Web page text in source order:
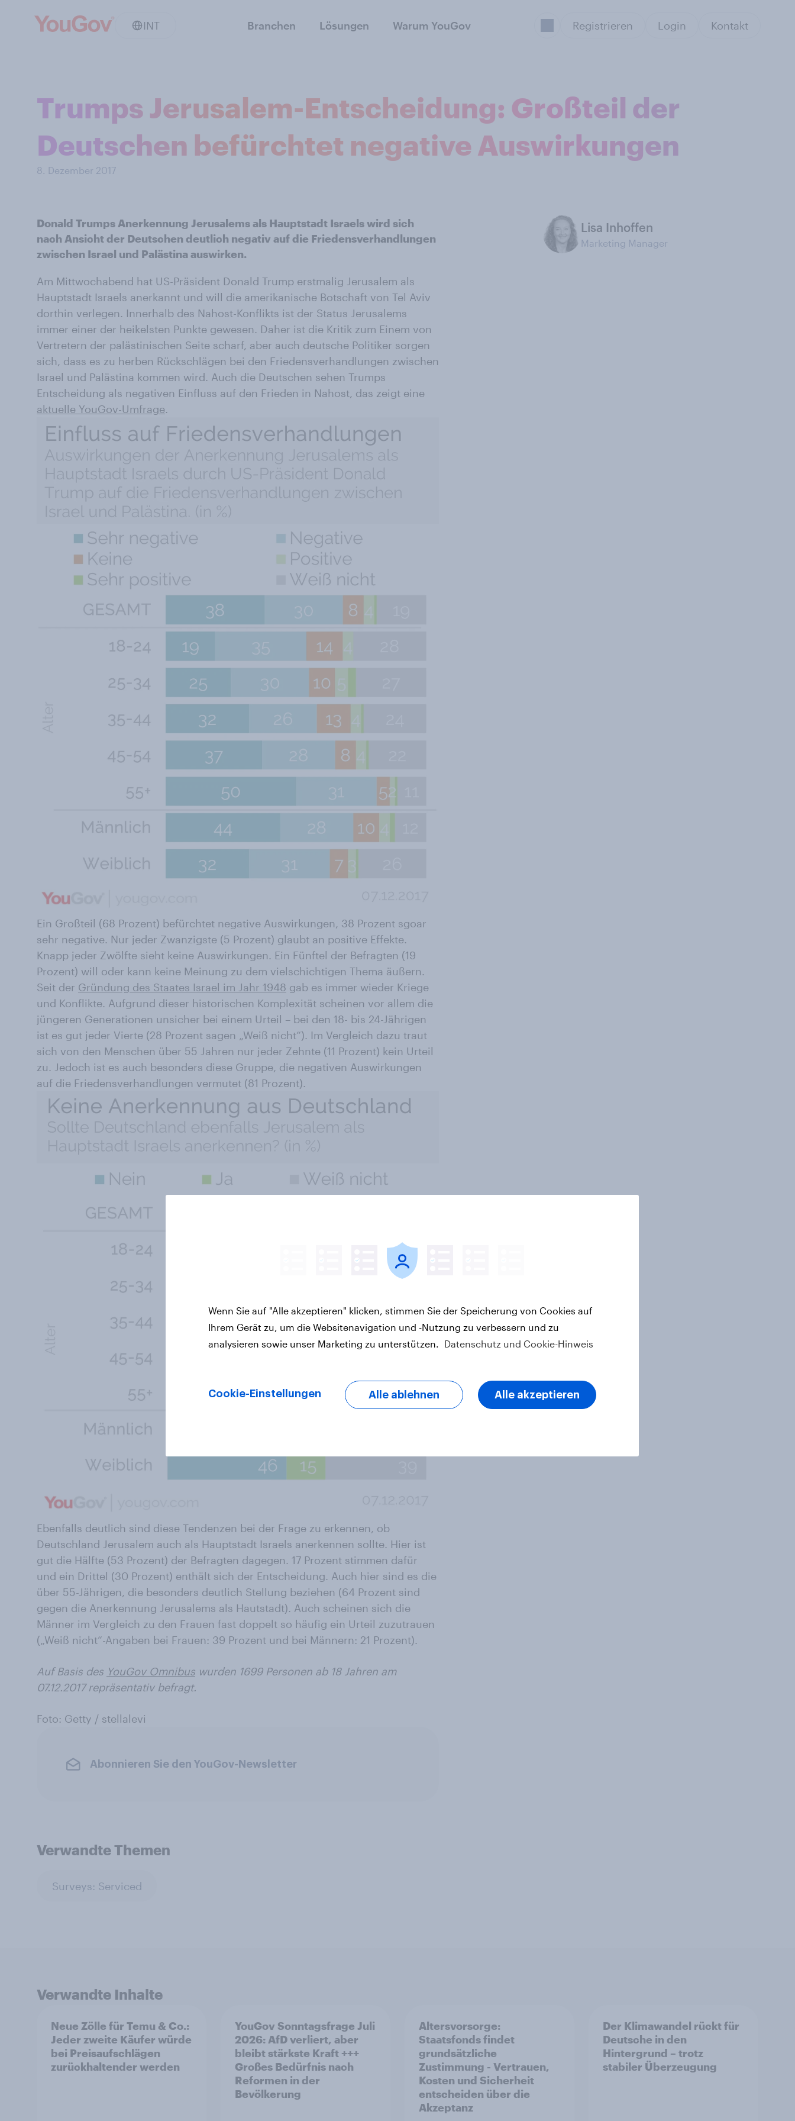
INT Branchen Lösungen Warum YouGov Registrieren Login Kontakt
Trumps Jerusalem-Entscheidung: Großteil der
Deutschen befürchtet negative Auswirkungen
8. Dezember 2017
Donald Trumps Anerkennung Jerusalems als Hauptstadt Israels wird sich
nach Ansicht der Deutschen deutlich negativ auf die Friedensverhandlungen
zwischen Israel und Palästina auswirken.
Am Mittwochabend hat US-Präsident Donald Trump erstmalig Jerusalem als
Hauptstadt Israels anerkannt und will die amerikanische Botschaft von Tel Aviv
dorthin verlegen. Innerhalb des Nahost-Konflikts ist der Status Jerusalems
immer einer der heikelsten Punkte gewesen. Daher ist die Kritik zum Einem von
Vertretern der palästinischen Seite scharf, aber auch deutsche Politiker sorgen
sich, dass es zu herben Rückschlägen bei den Friedensverhandlungen zwischen
Israel und Palästina kommen wird. Auch die Deutschen sehen Trumps
Entscheidung als negativen Einfluss auf den Frieden in Nahost, das zeigt eine
aktuelle YouGov-Umfrage.
Ein Großteil (68 Prozent) befürchtet negative Auswirkungen, 38 Prozent sgoar
sehr negative. Nur jeder Zwanzigste (5 Prozent) glaubt an positive Effekte.
Knapp jeder Zwölfte sieht keine Auswirkungen. Ein Fünftel der Befragten (19
Prozent) will oder kann keine Meinung zu dem vielschichtigen Thema äußern.
Seit der Gründung des Staates Israel im Jahr 1948 gab es immer wieder Kriege
und Konflikte. Aufgrund dieser historischen Komplexität scheinen vor allem die
jüngeren Generationen unsicher bei einem Urteil – bei den 18- bis 24-Jährigen
ist es gut jeder Vierte (28 Prozent sagen „Weiß nicht“). Im Vergleich dazu traut
sich von den Menschen über 55 Jahren nur jeder Zehnte (11 Prozent) kein Urteil
zu. Jedoch ist es auch besonders diese Gruppe, die negativen Auswirkungen
auf die Friedensverhandlungen vermutet (81 Prozent).
Ebenfalls deutlich sind diese Tendenzen bei der Frage zu erkennen, ob
Deutschland Jerusalem auch als Hauptstadt Israels anerkennen sollte. Hier ist
gut die Hälfte (53 Prozent) der Befragten dagegen. 17 Prozent stimmen dafür
und ein Drittel (30 Prozent) enthält sich der Entscheidung. Auch hier sind es die
über 55-Jährigen, die besonders deutlich Stellung beziehen (64 Prozent sind
gegen die Anerkennung Jerusalems als Hautstadt). Auch scheinen sich die
Männer im Vergleich zu den Frauen fast doppelt so häufig ein Urteil zuzutrauen
(„Weiß nicht“-Angaben bei Frauen: 39 Prozent und bei Männern: 21 Prozent).
Auf Basis des YouGov Omnibus wurden 1699 Personen ab 18 Jahren am
07.12.2017 repräsentativ befragt.
Foto: Getty / stellalevi
Abonnieren Sie den YouGov-Newsletter
Lisa Inhoffen
Marketing Manager
Verwandte Themen
Surveys: Serviced
Verwandte Inhalte
Neue Zölle für Temu & Co.:
Jeder zweite Käufer würde
bei Preisaufschlägen
zurückhaltender werden
YouGov Sonntagsfrage Juli
2026: AfD verliert, aber
bleibt stärkste Kraft +++
Großes Bedürfnis nach
Reformen in der
Bevölkerung
Altersvorsorge:
Staatsfonds findet
grundsätzliche
Zustimmung - Vertrauen,
Kosten und Sicherheit
entscheiden über die
Akzeptanz
Der Klimawandel rückt für
Deutsche in den
Hintergrund – trotz
stabiler Überzeugung
Wenn Sie auf "Alle akzeptieren" klicken, stimmen Sie der Speicherung von Cookies auf
Ihrem Gerät zu, um die Websitenavigation und -Nutzung zu verbessern und zu
analysieren sowie unser Marketing zu unterstützen. Datenschutz und Cookie-Hinweis
Cookie-Einstellungen Alle ablehnen Alle akzeptieren